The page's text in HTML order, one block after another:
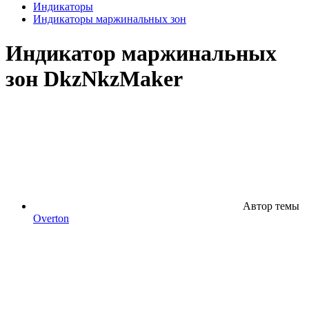
Индикаторы
Индикаторы маржинальных зон
Индикатор маржинальных
зон DkzNkzMaker
Автор темы
Overton